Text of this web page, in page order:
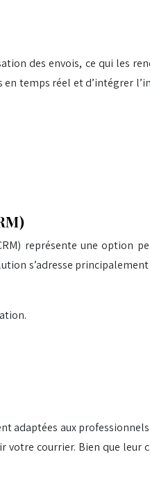
des envois, ce qui les
temps réel et d’intégrer
représente une option
s’adresse
adaptées aux
courrier. Bien que leur